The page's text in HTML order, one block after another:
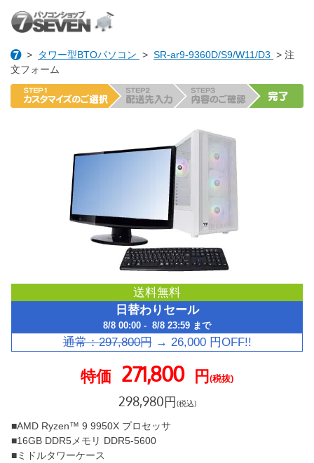
> タワー型BTOパソコン > SR-ar9-9360D/S9/W11/D3 > 注
文フォーム
送料無料
日替わりセール
8/8 00:00 - 8/8 23:59 まで
通常：297,800円→ 26,000円OFF!!
特価 271,800 円(税抜)
298,980円(税込)
■AMD Ryzen™ 9 9950X プロセッサ
■16GB DDR5メモリ DDR5-5600
■ミドルタワーケース